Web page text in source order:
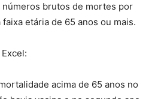
números brutos de mortes por
etária de 65 anos ou mais.
acima de 65 anos no